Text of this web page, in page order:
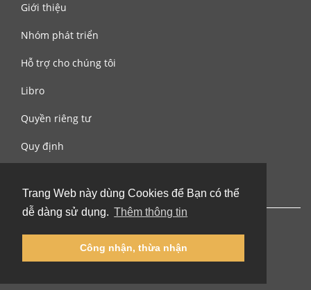
Trang Web này dùng Cookies để Bạn có thể
dễ dàng sử dụng. Thêm thông tin
Công nhận, thừa nhận
Giới thiệu
Nhóm phát triển
Hỗ trợ cho chúng tôi
Libro
Quyền riêng tư
Quy định
© 2002-2026 lernu.net |Impressum